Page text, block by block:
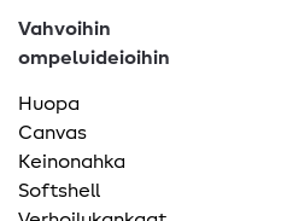
Vahvoihin
ompeluideioihin
Huopa
Canvas
Keinonahka
Softshell